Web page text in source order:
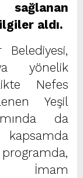
aldı.
Belediyesi,
yönelik
Nefes
Yeşil
da
İmam